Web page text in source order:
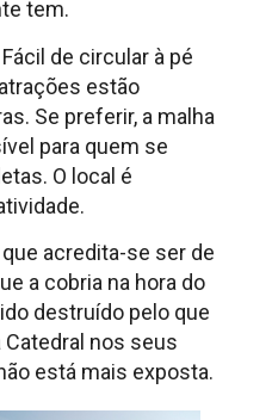
tem.
de circular à pé
estão
Se preferir, a malha
para quem se
O local é
acredita-se ser de
a cobria na hora do
destruído pelo que
nos seus
está mais exposta.